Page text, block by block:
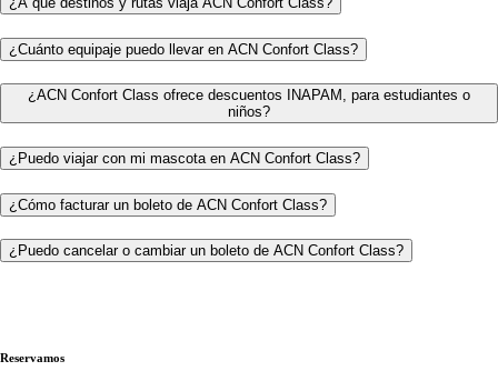
¿Cuánto equipaje puedo llevar en ACN Confort Class?
¿ACN Confort Class ofrece descuentos INAPAM, para estudiantes o
niños?
¿Puedo viajar con mi mascota en ACN Confort Class?
¿Cómo facturar un boleto de ACN Confort Class?
¿Puedo cancelar o cambiar un boleto de ACN Confort Class?
Reservamos